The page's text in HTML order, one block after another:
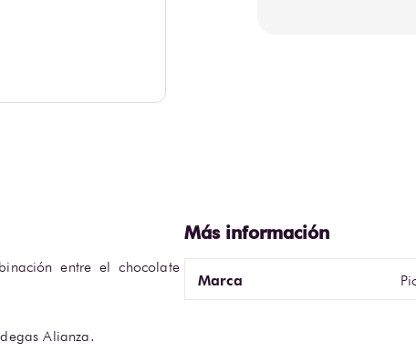
entre el chocolate
Alianza.
Marca